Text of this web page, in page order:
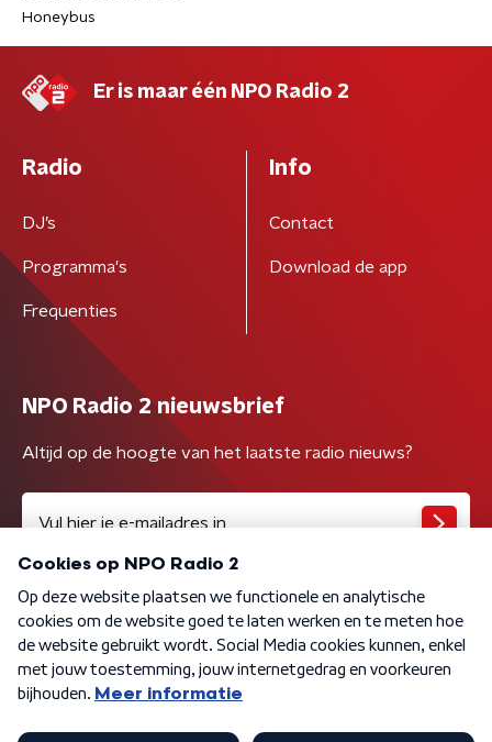
Honeybus
Er is maar één NPO Radio 2
Radio
DJ’s
Programma's
Frequenties
Info
Contact
Download de app
NPO Radio 2 nieuwsbrief
Altijd op de hoogte van het laatste radio nieuws?
Algemene voorwaarden